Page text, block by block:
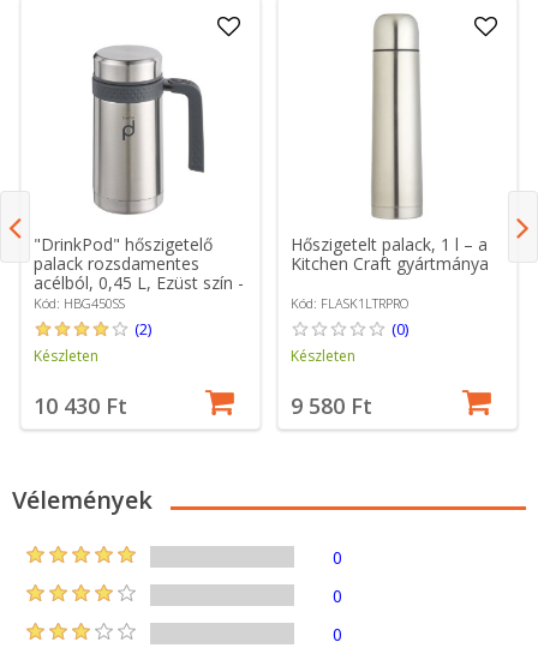
"DrinkPod" hőszigetelő
palack rozsdamentes
acélból, 0,45 L, Ezüst szín -
Grunwerg
Kód: HBG450SS
(2)
Készleten
10 430 Ft
Hőszigetelt palack, 1 l – a
Kitchen Craft gyártmánya
Kód: FLASK1LTRPRO
(0)
Készleten
9 580 Ft
Vélemények
0
0
0